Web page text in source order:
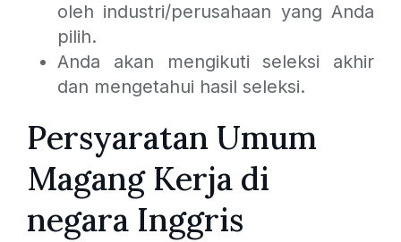
oleh industri/perusahaan yang Anda
pilih.
Anda akan mengikuti seleksi akhir
dan mengetahui hasil seleksi.
Persyaratan Umum
Magang Kerja di
negara Inggris